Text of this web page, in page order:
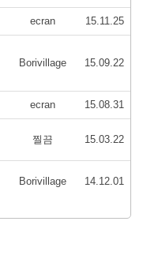
ecran 15.11.25
Borivillage 15.09.22
ecran 15.08.31
찔끔 15.03.22
Borivillage 14.12.01